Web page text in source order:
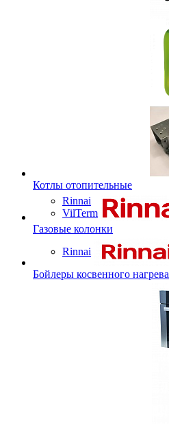
Котлы отопительные
Rinnai
VilTerm
Газовые колонки
Rinnai
Бойлеры косвенного нагрева